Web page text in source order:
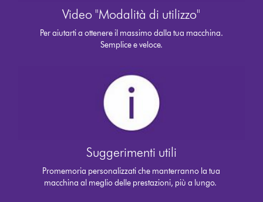
Video "Modalità di utilizzo"
Per aiutarti a ottenere il massimo dalla tua macchina.
Semplice e veloce.
Suggerimenti utili
Promemoria personalizzati che manterranno la tua
macchina al meglio delle prestazioni, più a lungo.